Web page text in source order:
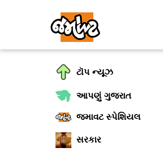
ટૉપ ન્યૂઝ
આપણું ગુજરાત
જમાવટ સ્પેશિયલ
સરકાર